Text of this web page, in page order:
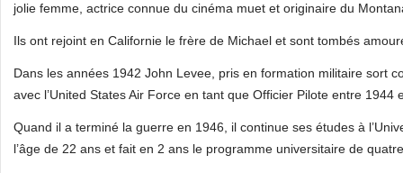
jolie femme, actrice connue du cinéma muet et originaire du
Ils ont rejoint en Californie le frère de Michael et sont tombés
Dans les années 1942 John Levee, pris en formation militaire sort
avec l’United States Air Force en tant que Officier Pilote entre 1944
Quand il a terminé la guerre en 1946, il continue ses études à
l’âge de 22 ans et fait en 2 ans le programme universitaire de